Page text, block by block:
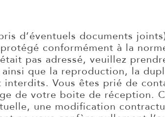
d’éventuels documents
conformément à la
pas adressé, veuillez
que la reproduction, la
Vous êtes prié de
de votre boite de réception.
une modification